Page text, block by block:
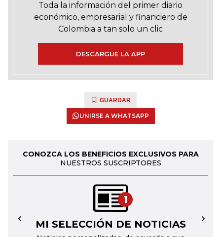
Toda la información del primer diario
económico, empresarial y financiero de
Colombia a tan solo un clic
DESCARGUE LA APP
GUARDAR
UNIRSE A WHATSAPP
CONOZCA LOS BENEFICIOS EXCLUSIVOS PARA
NUESTROS SUSCRIPTORES
1
MI SELECCIÓN DE NOTICIAS
← →